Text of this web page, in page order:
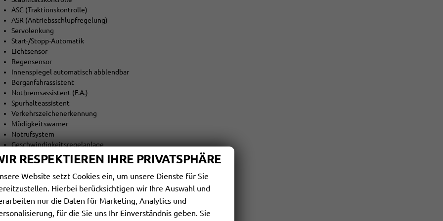
ASC (Traktionskontrolle)
ASR (Antriebsschlupfregelung)
Servolenkung
Start-/Stopp-Automatik
Lichtsensor
Regensensor
Innenspiegel automatisch abblendbar
Berganfahrassistent
Notbremsassistent (F.A.)
Spurhalteassistent
Verkehrszeichenerkennung
Müdigkeitswarner
Notrufsystem
Geschwindigkeitsregelanlage
Geschwindigkeitsbegrenzer
Elektrische Wegfahrsperre
6 Airbags
Fahrer Airbag
Beifahrer-Airbag ausschaltbar
Seiten-Airbags
RESPEKTIEREN IHRE PRIVATSPHÄRE
Website setzt Cookies ein, um unsere Dienste für Sie
Hierbei berücksichtigen wir Ihre Auswahl und
nur die Daten für Marketing, Analytics und
für die Sie uns Ihr Einverständnis geben. Sie